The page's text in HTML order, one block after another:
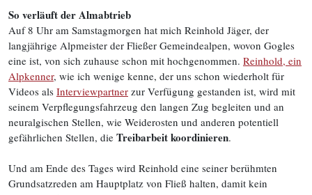
So verläuft der Almabtrieb
Auf 8 Uhr am Samstagmorgen hat mich Reinhold Jäger, der
langjährige Alpmeister der Fließer Gemeindealpen, wovon Gogles
eine ist, von sich zuhause schon mit hochgenommen. Reinhold, ein
Alpkenner, wie ich wenige kenne, der uns schon wiederholt für
Videos als Interviewpartner zur Verfügung gestanden ist, wird mit
seinem Verpflegungsfahrzeug den langen Zug begleiten und an
neuralgischen Stellen, wie Weiderosten und anderen potentiell
gefährlichen Stellen, die Treibarbeit koordinieren.
Und am Ende des Tages wird Reinhold eine seiner berühmten
Grundsatzreden am Hauptplatz von Fließ halten, damit kein